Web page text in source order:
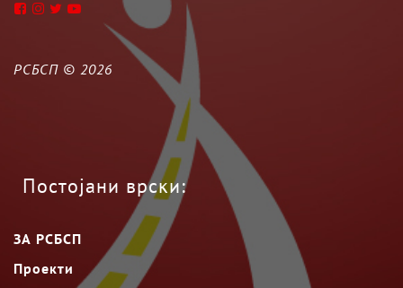
РСБСП © 2026
Постојани врски:
ЗА РСБСП
Проекти